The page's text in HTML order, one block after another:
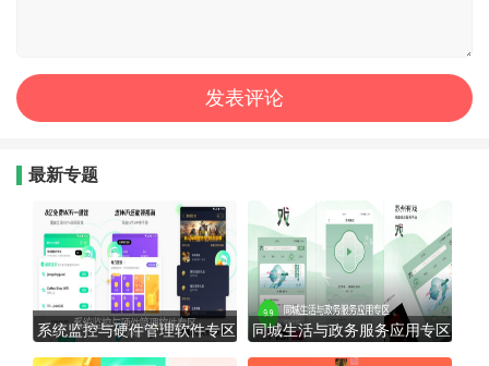
最新专题
系统监控与硬件管理软件专区 同城生活与政务服务应用专区